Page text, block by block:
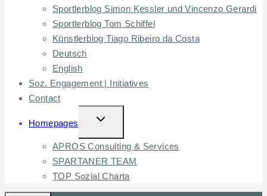
Sportlerblog Simon Kessler und Vincenzo Gerardi
Sportlerblog Tom Schiffel
Künstlerblog Tiago Ribeiro da Costa
Deutsch
English
Soz. Engagement | Initiatives
Contact
Homepages
TOGGLE
CHILD
MENU
APROS Consulting & Services
SPARTANER TEAM
TOP Sozial Charta